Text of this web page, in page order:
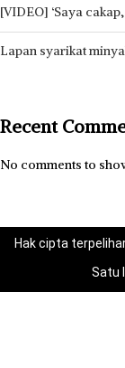
[VIDEO] ‘Saya
Lapan syarikat
Recent
No comments to
Hak cipta
Satu